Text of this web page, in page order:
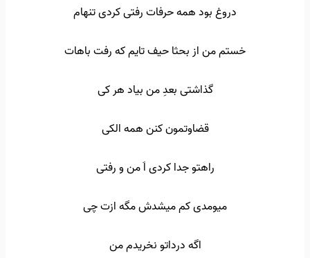
دروغ بود همه حرفات رفتی کردی تنهام
خستم من از بحثا حیف تایم که رفت باهات
گذاشتی بعدِ من بیاد هر کی
قضاوتمون کنن همه الکی
راهتو جدا کردی اَ من و رفتی
میومدی کم میشدش مگه ازت چی
اگه درداتو نخریدم من